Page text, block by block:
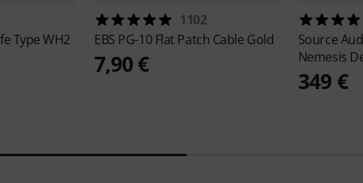
Type WH2
1102
EBS PG-10 Flat Patch Cable Gold
7,90 €
Source
Nemesis
349 €